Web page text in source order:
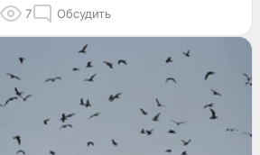
7 Обсудить